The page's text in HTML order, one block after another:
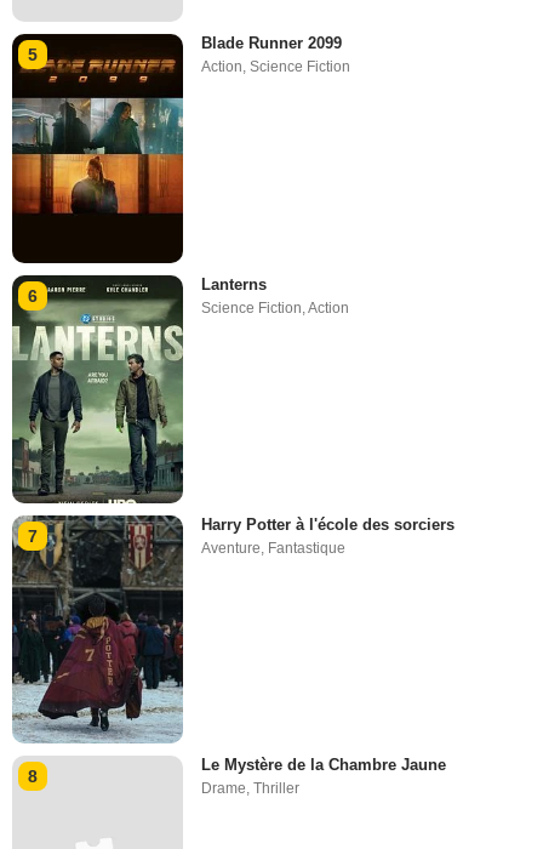
5
Blade Runner 2099
Action,Science Fiction
6
Lanterns
Science Fiction ,Action
7
Harry Potter à l'école des sorciers
Aventure, Fantastique
8
Le Mystère de la Chambre Jaune
Drame,Thriller